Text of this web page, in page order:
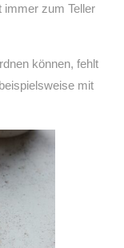
immer zum Teller
können, fehlt
mit